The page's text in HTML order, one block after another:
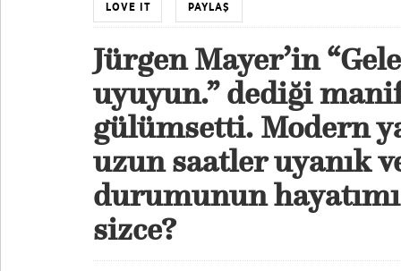
LOVE IT PAYLAŞ
Jürgen Mayer’in
uyuyun.” dediği
gülümsetti. Modern
uzun saatler uyanık
durumunun
sizce?